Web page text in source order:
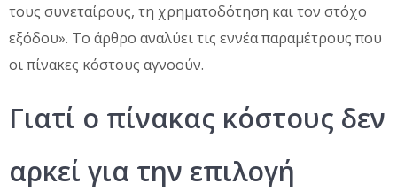
τους συνεταίρους, τη χρηματοδότηση και τον στόχο
εξόδου». Το άρθρο αναλύει τις εννέα παραμέτρους που
οι πίνακες κόστους αγνοούν.
Γιατί ο πίνακας κόστους δεν
αρκεί για την επιλογή